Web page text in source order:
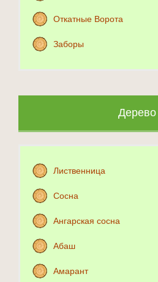
Откатные Ворота
Заборы
Дерево
Лиственница
Сосна
Ангарская сосна
Абаш
Амарант